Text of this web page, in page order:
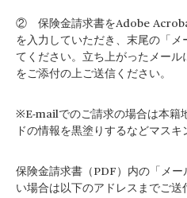
② 保険金請求書をAdobe
を入力していただき、末尾の「
てください。立ち上がったメー
をご添付の上ご送信ください。
※E-mailでのご請求の場合は本籍
ドの情報を黒塗りするなどマスキ
保険金請求書（PDF）内の「メ
い場合は以下のアドレスまでご